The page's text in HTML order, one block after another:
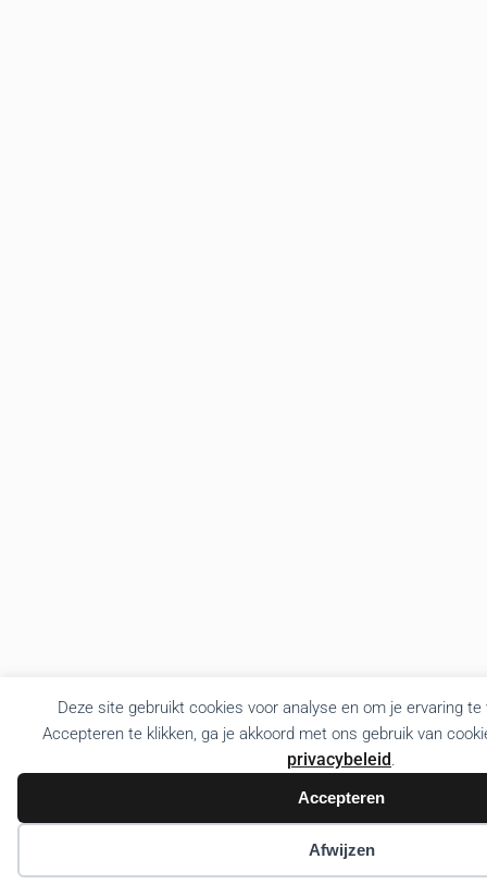
Deze site gebruikt cookies voor analyse en om je ervaring
Accepteren te klikken, ga je akkoord met ons gebruik van
privacybeleid.
Accepteren
Afwijzen